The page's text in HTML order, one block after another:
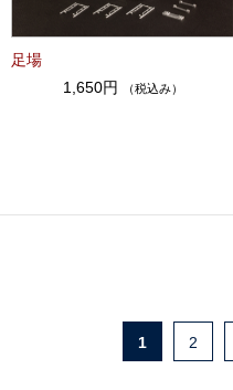
足場
1,650円
（税込み）
1 2